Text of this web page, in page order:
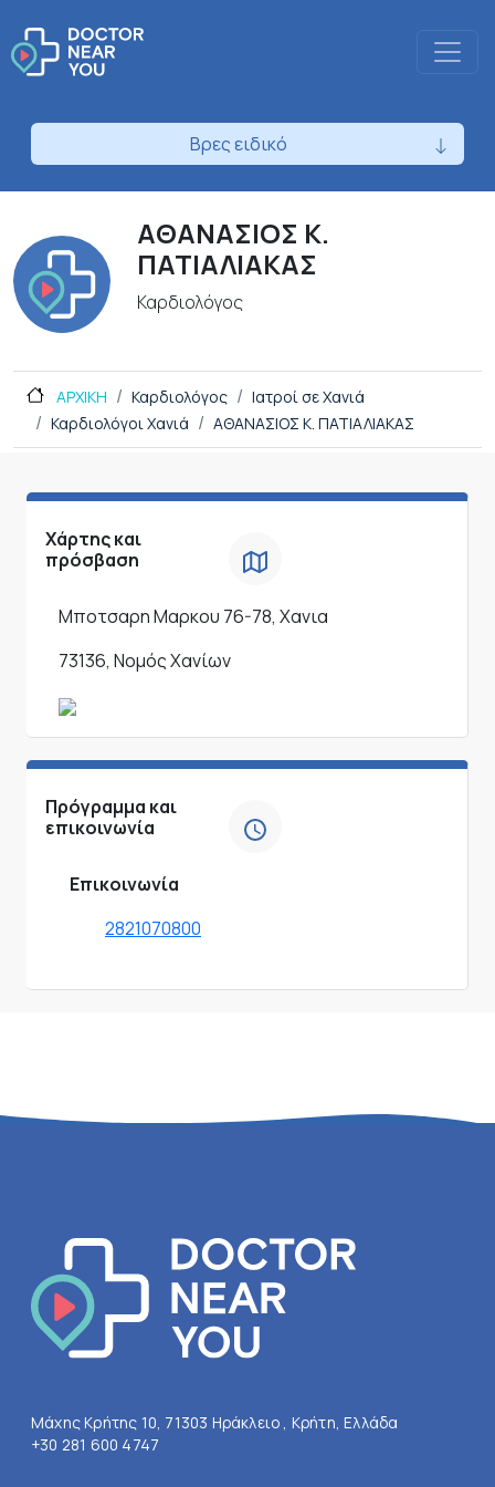
Βρες ειδικό
ΑΘΑΝΑΣΙΟΣ Κ.
ΠΑΤΙΑΛΙΑΚΑΣ
Καρδιολόγος
ΑΡΧΙΚΗ Καρδιολόγος
Ιατροί σε Χανιά
Καρδιολόγοι Χανιά
ΑΘΑΝΑΣΙΟΣ Κ. ΠΑΤΙΑΛΙΑΚΑΣ
Χάρτης και
πρόσβαση
Μποτσαρη Μαρκου 76-78, Χανια
73136, Νομός Χανίων
Πρόγραμμα και
επικοινωνία
Επικοινωνία
2821070800
Μάχης Κρήτης 10, 71303 Ηράκλειο , Κρήτη, Ελλάδα
+30 281 600 4747